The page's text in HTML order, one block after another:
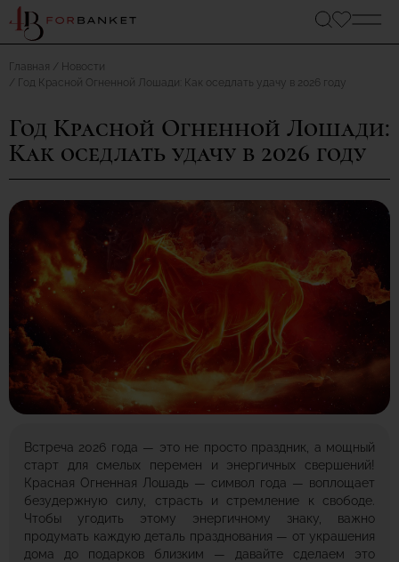
Главная
Новости
Год Красной Огненной Лошади: Как оседлать удачу в 2026 году
Год Красной Огненной Лошади:
Как оседлать удачу в 2026 году
Встреча 2026 года — это не просто праздник, а мощный
старт для смелых перемен и энергичных свершений!
Красная Огненная Лошадь — символ года — воплощает
безудержную силу, страсть и стремление к свободе.
Чтобы угодить этому энергичному знаку, важно
продумать каждую деталь празднования — от украшения
дома до подарков близким — давайте сделаем это